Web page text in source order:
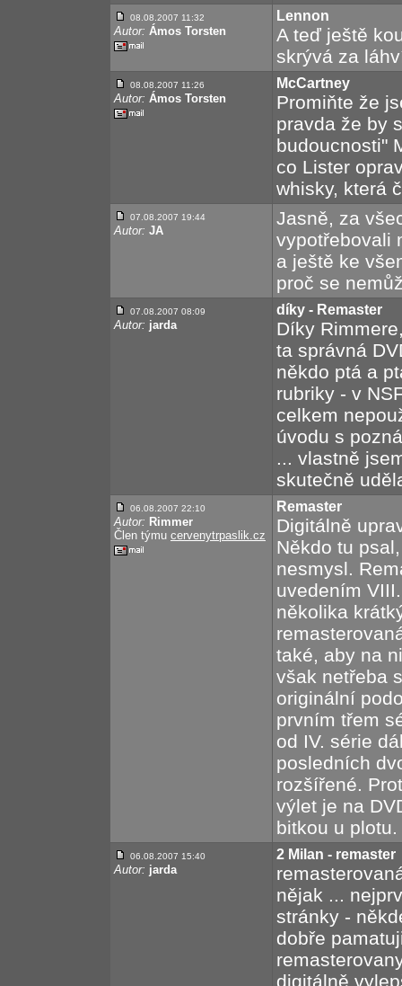
08.08.2007 11:32
Autor: Ámos Torsten
Lennon
A teď ještě
skrývá za
08.08.2007 11:26
Autor: Ámos Torsten
McCartney
Promiňte že
pravda že by
budoucnosti"
co Lister
whisky, která
07.08.2007 19:44
Autor: JA
Jasně, za
vypotřebovali
a ještě ke
proč se
07.08.2007 08:09
Autor: jarda
díky - Remaster
Díky
ta správná
někdo ptá a
rubriky - v
celkem
úvodu s
... vlastně
skutečně
06.08.2007 22:10
Autor: Rimmer
Člen týmu cervenytrpaslik.cz
Remaster
Digitálně
Někdo tu
nesmysl.
uvedením
několika
také, aby na
však netřeba
originální
prvním třem
od IV. série
posledních
rozšířené.
výlet je na
bitkou u plotu.
06.08.2007 15:40
Autor: jarda
2 Milan - remaster
nějak ...
stránky -
dobře
digitálně